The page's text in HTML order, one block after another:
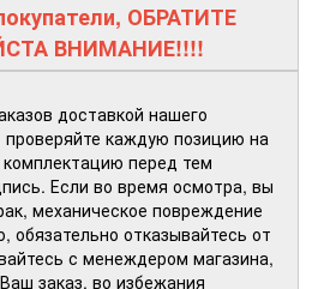
ОБРАТИТЕ
ВНИМАНИЕ!!!!
доставкой нашего
проверяйте каждую позицию на
перед тем
Если во время осмотра, вы
механическое повреждение
обязательно отказывайтесь от
с менеждером магазина,
заказ, во избежания